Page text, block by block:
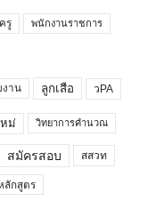
รู พนักงานราชการ
งาน ลูกเสือ วPA
ม่ วิทยาการคำนวณ
สมัครสอบ สสวท
ลักสูตร